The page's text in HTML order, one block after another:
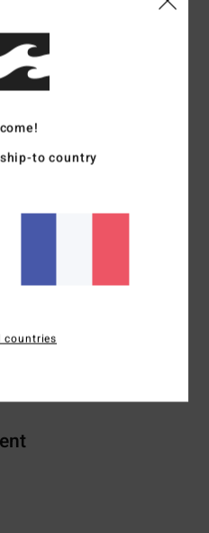
wcp
80% coton, 20%
to country
countries